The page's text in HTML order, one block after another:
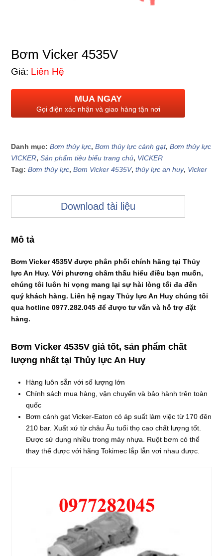
Bơm Vicker 4535V
Giá: Liên Hệ
MUA NGAY
Gọi điện xác nhận và giao hàng tận nơi
Danh mục:Bơm thủy lực,Bơm thủy lực cánh gạt,Bơm thủy lực
VICKER,Sản phẩm tiêu biểu trang chủ, VICKER
Tag:Bơm thủy lực,Bơm Vicker 4535V,thủy lực an huy, Vicker
Download tài liệu
Mô tả
Bơm Vicker 4535V được phân phối chính hãng tại Thủy
lực An Huy. Với phương châm thấu hiểu điều bạn muốn,
chúng tôi luôn hi vọng mang lại sự hài lòng tối đa đến
quý khách hàng. Liên hệ ngay Thủy lực An Huy chúng tôi
qua hotline 0977.282.045 để được tư vấn và hỗ trợ đặt
hàng.
Bơm Vicker 4535V giá tốt, sản phẩm chất
lượng nhất tại Thủy lực An Huy
Hàng luôn sẵn với số lượng lớn
Chính sách mua hàng, vận chuyển và bảo hành trên toàn
quốc
Bơm cánh gạt Vicker-Eaton có áp suất làm việc từ 170 đên
210 bar. Xuất xứ từ châu Âu tuổi thọ cao chất lượng tốt.
Được sử dụng nhiều trong máy nhựa. Ruột bơm có thể
thay thế được với hãng Tokimec lắp lẫn vơi nhau được.